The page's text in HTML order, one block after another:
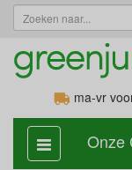
ma-vr
categorie
aan,
Onze